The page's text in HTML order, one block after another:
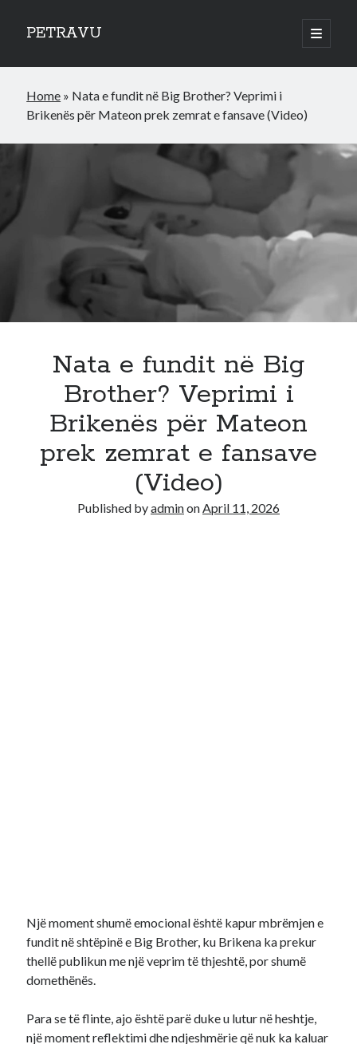
PETRAVU
open
primary
Sidebar
Bank
Credit Cards
Home » Nata e fundit në Big Brother? Veprimi i
Brikenës për Mateon prek zemrat e fansave (Video)
Nata e fundit në Big
Brother? Veprimi i
Brikenës për Mateon
prek zemrat e fansave
(Video)
Published byadminonApril 11, 2026
Një moment shumë emocional është kapur mbrëmjen e
fundit në shtëpinë e Big Brother, ku Brikena ka prekur
thellë publikun me një veprim të thjeshtë, por shumë
domethënës.
Para se të flinte, ajo është parë duke u lutur në heshtje,
një moment reflektimi dhe ndjeshmërie që nuk ka kaluar